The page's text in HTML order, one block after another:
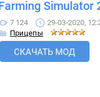
Simulator
7 124
29-03-2020,
Прицепы
СКАЧАТЬ МОД